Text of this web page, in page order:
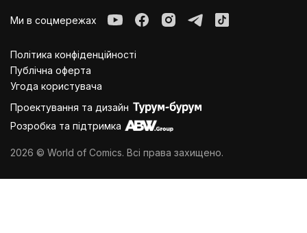
Ми в соцмережах
Політика конфіденційності
Публiчна оферта
Угода користувача
Проектування та дизайн
Розробка та підтримка
2026 © World of Comics. Всі права захищено.